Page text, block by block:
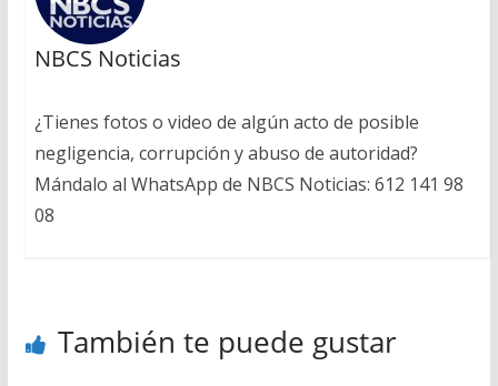
NBCS Noticias
¿Tienes fotos o video de algún acto de posible
negligencia, corrupción y abuso de autoridad?
Mándalo al WhatsApp de NBCS Noticias: 612 141 98
08
También te puede gustar